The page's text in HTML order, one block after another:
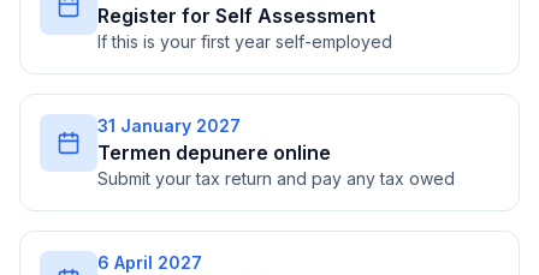
Register for Self Assessment
If this is your first year self-employed
31 January 2027
Termen depunere online
Submit your tax return and pay any tax owed
6 April 2027